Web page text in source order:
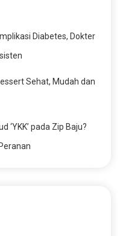
Diabetes, Dokter
Sehat, Mudah dan
‘YKK’ pada Zip Baju?